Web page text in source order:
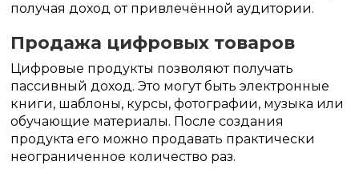
получая доход от привлечённой аудитории.
Продажа цифровых товаров
Цифровые продукты позволяют получать
пассивный доход. Это могут быть электронные
книги, шаблоны, курсы, фотографии, музыка или
обучающие материалы. После создания
продукта его можно продавать практически
неограниченное количество раз.